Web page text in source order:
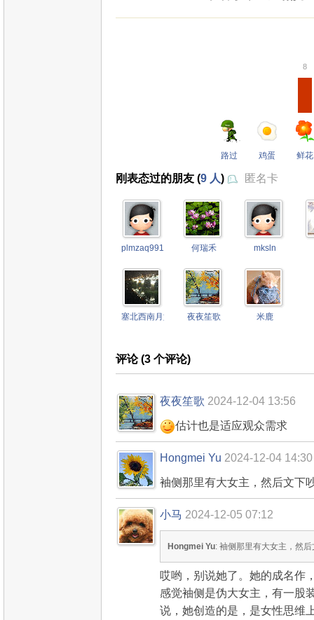
路过 鸡蛋
8
鲜花
刚表态过的朋友 (9 人) 匿名卡
plmzaq9910377 何瑞禾 mksln
塞北西南月如霜 夜夜笙歌 米鹿
评论 (3 个评论)
夜夜笙歌 2024-12-04 13:56
估计也是适应观众需求
Hongmei Yu 2024-12-04 14:30
袖侧那里有大女主，然后文下
小马 2024-12-05 07:12
Hongmei Yu: 袖侧那里有大女主，然
哎哟，别说她了。她的成名作
感觉袖侧是伪大女主，有一股
说，她创造的是，是女性思维